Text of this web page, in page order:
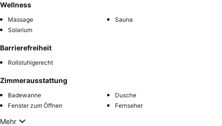
Wellness
Massage
Sauna
Solarium
Barrierefreiheit
Rollstuhlgerecht
Zimmerausstattung
Badewanne
Dusche
Fenster zum Öffnen
Fernseher
Mehr